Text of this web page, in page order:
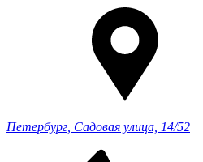
Петербург, Садовая улица, 14/52